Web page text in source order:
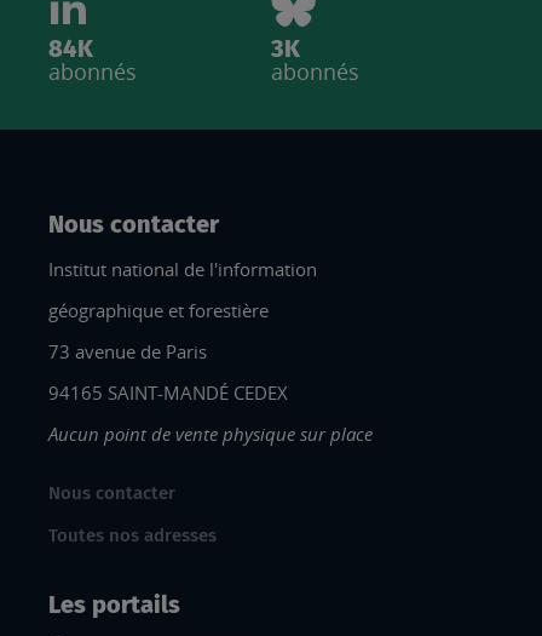
84K
abonnés
3K
abonnés
Nous contacter
Institut national de l'information
géographique et forestière
73 avenue de Paris
94165 SAINT-MANDÉ CEDEX
Aucun point de vente physique sur place
Nous contacter
Toutes nos adresses
Les portails